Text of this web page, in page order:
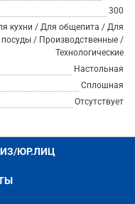
300
кухни / Для общепита / Для
посуды / Производственные /
Технологические
Настольная
Сплошная
Отсутствует
ЮР.ЛИЦ